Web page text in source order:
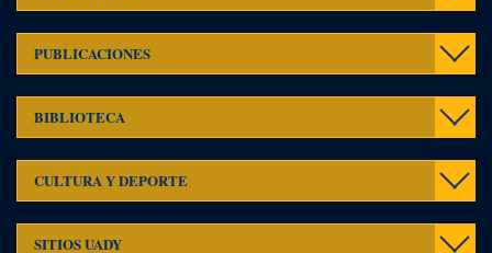
PUBLICACIONES
BIBLIOTECA
CULTURA Y DEPORTE
SITIOS UADY